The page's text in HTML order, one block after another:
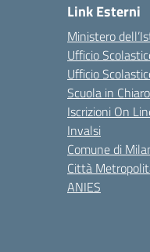
Link Esterni
Ministero
Ufficio
Ufficio
Scuola in Chiaro
Iscrizioni On
Invalsi
Comune di
Città
ANIES